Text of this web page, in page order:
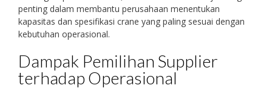
penting dalam membantu perusahaan menentukan
kapasitas dan spesifikasi crane yang paling sesuai dengan
kebutuhan operasional.
Dampak Pemilihan Supplier
terhadap Operasional